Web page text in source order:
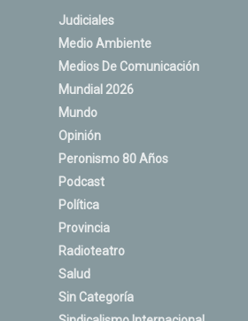
Judiciales
Medio Ambiente
Medios De Comunicación
Mundial 2026
Mundo
Opinión
Peronismo 80 Años
Podcast
Política
Provincia
Radioteatro
Salud
Sin Categoría